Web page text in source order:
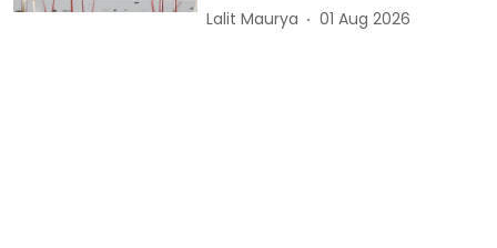
Lalit Maurya 01 Aug 2026